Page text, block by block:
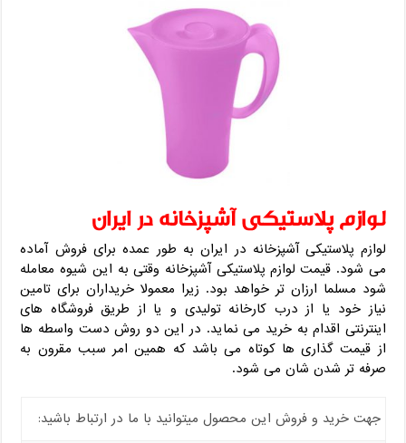
لوازم پلاستیکی آشپزخانه در ایران
لوازم پلاستیکی آشپزخانه در ایران به طور عمده برای فروش آماده
می شود. قیمت لوازم پلاستیکی آشپزخانه وقتی به این شیوه معامله
شود مسلما ارزان تر خواهد بود. زیرا معمولا خریداران برای تامین
نیاز خود یا از درب کارخانه تولیدی و یا از طریق فروشگاه های
اینترنتی اقدام به خرید می نماید. در این دو روش دست واسطه ها
از قیمت گذاری ها کوتاه می باشد که همین امر سبب مقرون به
صرفه تر شدن شان می شود.
جهت خرید و فروش این محصول میتوانید با ما در ارتباط باشید: